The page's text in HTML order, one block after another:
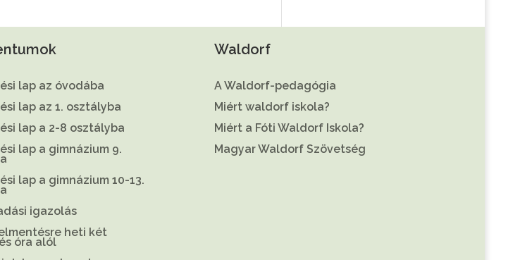
lap az óvodába
lap az 1. osztályba
lap a 2-8 osztályba
lap a gimnázium 9.
lap a gimnázium 10-13.
igazolás
heti két
óra alól
Waldorf
A Waldorf-pedagógia
Miért waldorf iskola?
Miért a Fóti Waldorf Iskola?
Magyar Waldorf Szövetség